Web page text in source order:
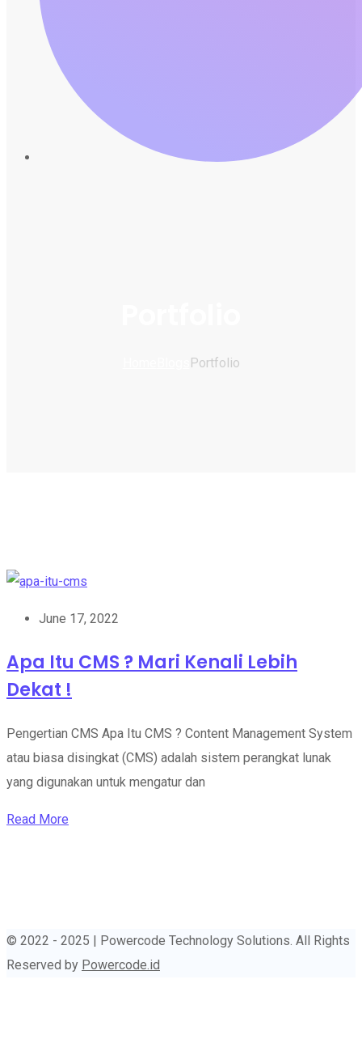
Portfolio
June 17, 2022
Apa Itu CMS ? Mari Kenali Lebih
Dekat !
Pengertian CMS Apa Itu CMS ? Content Management System
atau biasa disingkat (CMS) adalah sistem perangkat lunak
yang digunakan untuk mengatur dan
Read More
© 2022 - 2025 | Powercode Technology Solutions. All Rights
Reserved by Powercode.id